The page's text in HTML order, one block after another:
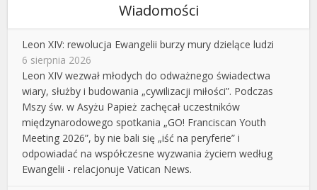
Wiadomości
Leon XIV: rewolucja Ewangelii burzy mury dzielące ludzi
6 sierpnia 2026
Leon XIV wezwał młodych do odważnego świadectwa
wiary, służby i budowania „cywilizacji miłości”. Podczas
Mszy św. w Asyżu Papież zachęcał uczestników
międzynarodowego spotkania „GO! Franciscan Youth
Meeting 2026”, by nie bali się „iść na peryferie” i
odpowiadać na współczesne wyzwania życiem według
Ewangelii - relacjonuje Vatican News.